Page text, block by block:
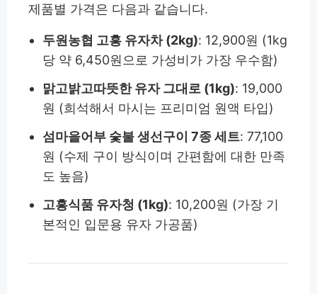
제품별 가격은 다음과 같습니다.
두원농협 고흥 유자차 (2kg): 12,900원 (1kg
당 약 6,450원으로 가성비가 가장 우수함)
맑고밝고따뜻한 유자 그대로 (1kg): 19,000
원 (희석해서 마시는 프리미엄 원액 타입)
섬마을어부 숯불 생선구이 7종 세트: 77,100
원 (수제 구이 방식이며 간편함에 대한 만족
도 높음)
고흥식품 유자청 (1kg): 10,200원 (가장 기
본적인 입문용 유자 가공품)